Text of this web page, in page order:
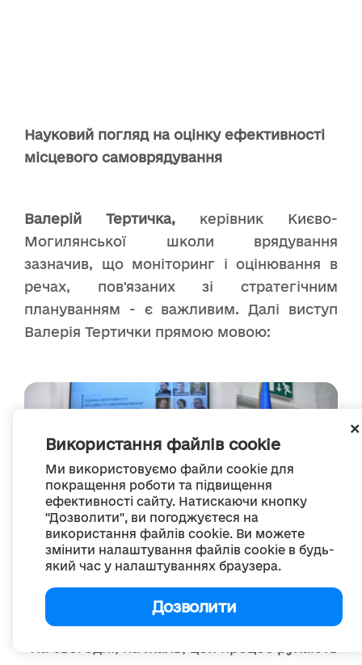
Використання файлів cookie
Ми використовуємо файли cookie для
покращення роботи та підвищення
ефективності сайту. Натискаючи кнопку
"Дозволити", ви погоджуєтеся на
використання файлів cookie. Ви можете
змінити налаштування файлів cookie в будь-
який час у налаштуваннях браузера.
Дозволити
Науковий погляд на оцінку ефективності
місцевого самоврядування
Валерій Тертичка, керівник Києво-
Могилянської школи врядування
зазначив, що моніторинг і оцінювання в
речах, пов'язаних зі стратегічним
плануванням - є важливим. Далі виступ
Валерія Тертички прямою мовою: